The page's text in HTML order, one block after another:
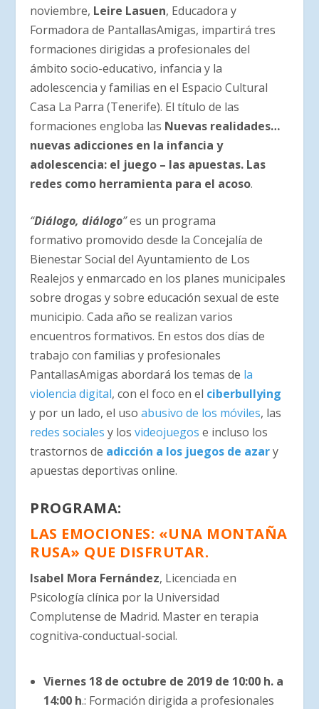
noviembre, Leire Lasuen, Educadora y
Formadora de PantallasAmigas, impartirá tres
formaciones dirigidas a profesionales del
ámbito socio-educativo, infancia y la
adolescencia y familias en el Espacio Cultural
Casa La Parra (Tenerife). El título de las
formaciones engloba las Nuevas realidades…
nuevas adicciones en la infancia y
adolescencia: el juego – las apuestas. Las
redes como herramienta para el acoso.
“Diálogo, diálogo”es un programa
formativo promovido desde la Concejalía de
Bienestar Social del Ayuntamiento de Los
Realejos y enmarcado en los planes municipales
sobre drogas y sobre educación sexual de este
municipio. Cada año se realizan varios
encuentros formativos. En estos dos días de
trabajo con familias y profesionales
PantallasAmigas abordará los temas de la
violencia digital, con el foco en el ciberbullying
y por un lado, el usoabusivo de los móviles, las
redes sociales y losvideojuegos e incluso los
trastornos de adicción a los juegos de azary
apuestas deportivas online.
PROGRAMA:
LAS EMOCIONES: «UNA MONTAÑA
RUSA» QUE DISFRUTAR.
Isabel Mora Fernández, Licenciada en
Psicología clínica por la Universidad
Complutense de Madrid. Master en terapia
cognitiva-conductual-social.
Viernes 18 de octubre de 2019 de 10:00 h. a
14:00 h.: Formación dirigida a profesionales